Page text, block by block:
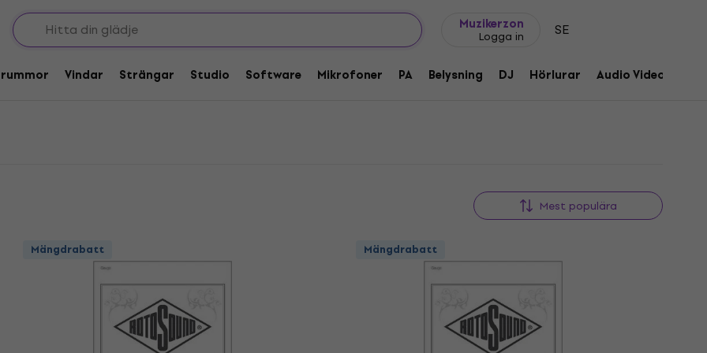
Muzikerzon
Logga in SE
Vindar Strängar Studio Software Mikrofoner PA Belysning DJ Hörlurar Audio Video
för elgitarr
Mest populära
Mängdrabatt Mängdrabatt